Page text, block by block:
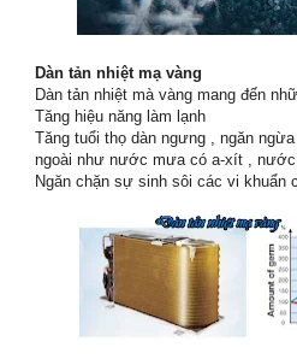
Dàn tản nhiệt mạ vàng
Dàn tản nhiệt mà vàng mang đến
Tăng hiệu năng làm lạnh
Tăng tuổi thọ dàn ngưng , ngăn
ngoài như nước mưa có a-xít , nước
Ngăn chặn sự sinh sôi các vi khuẩn